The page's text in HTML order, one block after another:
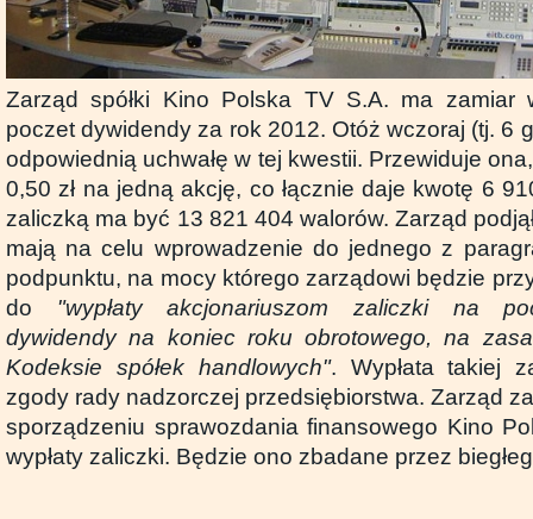
Zarząd spółki Kino Polska TV S.A. ma zamiar
poczet dywidendy za rok 2012. Otóż wczoraj (tj. 6
odpowiednią uchwałę w tej kwestii. Przewiduje
0,50 zł na jedną akcję, co łącznie daje kwotę 6
zaliczką ma być 13 821 404 walorów. Zarząd
mają na celu wprowadzenie do jednego z
podpunktu, na mocy którego zarządowi będzie
do "wypłaty akcjonariuszom zaliczki na
dywidendy na koniec roku obrotowego, na
Kodeksie spółek handlowych". Wypłata takiej
zgody rady nadzorczej przedsiębiorstwa. Zarząd
sporządzeniu sprawozdania finansowego Kino
wypłaty zaliczki. Będzie ono zbadane przez